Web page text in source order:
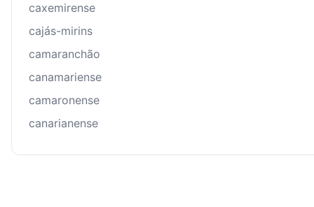
caxemirense
cajás-mirins
camaranchão
canamariense
camaronense
canarianense